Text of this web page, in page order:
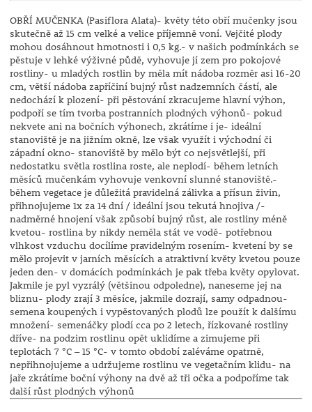
OBŘÍ MUČENKA (Pasiflora Alata)- květy této obří mučenky jsou
skutečně až 15 cm velké a velice příjemně voní. Vejčité plody
mohou dosáhnout hmotnosti i 0,5 kg.- v našich podmínkách se
pěstuje v lehké výživné půdě, vyhovuje jí zem pro pokojové
rostliny- u mladých rostlin by měla mít nádoba rozměr asi 16-20
cm, větší nádoba zapříčiní bujný růst nadzemních částí, ale
nedochází k plození- při pěstování zkracujeme hlavní výhon,
podpoří se tím tvorba postranních plodných výhonů- pokud
nekvete ani na bočních výhonech, zkrátíme i je- ideální
stanoviště je na jižním okně, lze však využít i východní či
západní okno- stanoviště by mělo být co nejsvětlejší, při
nedostatku světla rostlina roste, ale neplodí- během letních
měsíců mučenkám vyhovuje venkovní slunné stanoviště.-
během vegetace je důležitá pravidelná zálivka a přísun živin,
přihnojujeme 1x za 14 dní / ideální jsou tekutá hnojiva /-
nadměrné hnojení však způsobí bujný růst, ale rostliny méně
kvetou- rostlina by nikdy neměla stát ve vodě- potřebnou
vlhkost vzduchu docílíme pravidelným rosením- kvetení by se
mělo projevit v jarních měsících a atraktivní květy kvetou pouze
jeden den- v domácích podmínkách je pak třeba květy opylovat.
Jakmile je pyl vyzrálý (většinou odpoledne), naneseme jej na
bliznu- plody zrají 3 měsíce, jakmile dozrají, samy odpadnou-
semena koupených i vypěstovaných plodů lze použít k dalšímu
množení- semenáčky plodí cca po 2 letech, řízkované rostliny
dříve- na podzim rostlinu opět uklidíme a zimujeme při
teplotách 7 °C – 15 °C- v tomto období zaléváme opatrně,
nepřihnojujeme a udržujeme rostlinu ve vegetačním klidu- na
jaře zkrátíme boční výhony na dvě až tři očka a podpoříme tak
další růst plodných výhonů